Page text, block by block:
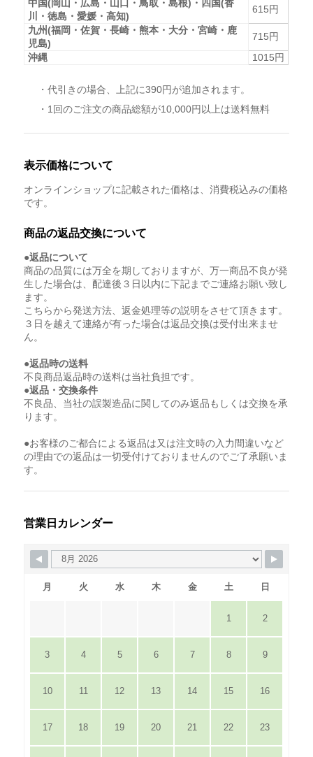
中国(岡山・広島・山口・鳥取・島根)・四国(香
川・徳島・愛媛・高知)
615円
九州(福岡・佐賀・長崎・熊本・大分・宮崎・鹿
児島)
715円
沖縄
1015円
・代引きの場合、上記に390円が追加されます。
・1回のご注文の商品総額が10,000円以上は送料無料
表示価格について
オンラインショップに記載された価格は、消費税込みの価格
です。
商品の返品交換について
●返品について
商品の品質には万全を期しておりますが、万一商品不良が発
生した場合は、配達後３日以内に下記までご連絡お願い致し
ます。
こちらから発送方法、返金処理等の説明をさせて頂きます。
３日を越えて連絡が有った場合は返品交換は受付出来ませ
ん。
●返品時の送料
不良商品返品時の送料は当社負担です。
●返品・交換条件
不良品、当社の誤製造品に関してのみ返品もしくは交換を承
ります。
●お客様のご都合による返品は又は注文時の入力間違いなど
の理由での返品は一切受付けておりませんのでご了承願いま
す。
営業日カレンダー
月 火 水 木 金 土 日
1 2
3 4 5 6 7 8 9
10 11 12 13 14 15 16
17 18 19 20 21 22 23